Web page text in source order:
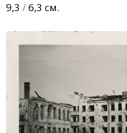
9,3 /6,3 см.